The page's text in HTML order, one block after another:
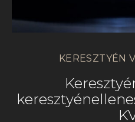
KERESZTYÉN